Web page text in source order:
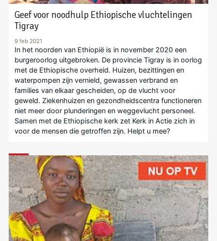
Geef voor noodhulp Ethiopische vluchtelingen
Tigray
9 feb 2021
In het noorden van Ethiopië is in november 2020 een
burgeroorlog uitgebroken. De provincie Tigray is in oorlog
met de Ethiopische overheid. Huizen, bezittingen en
waterpompen zijn vernield, gewassen verbrand en
families van elkaar gescheiden, op de vlucht voor
geweld. Ziekenhuizen en gezondheidscentra functioneren
niet meer door plunderingen en weggevlucht personeel.
Samen met de Ethiopische kerk zet Kerk in Actie zich in
voor de mensen die getroffen zijn. Helpt u mee?